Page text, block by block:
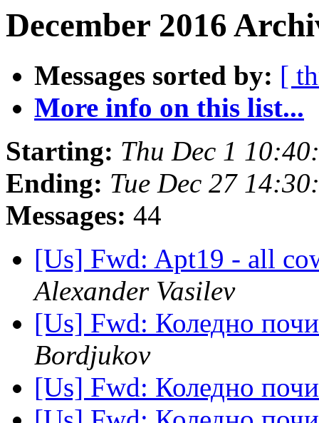
December 2016
Messages sorted by: [
More info on this list...
Starting: Thu Dec 1
Ending: Tue Dec 27
Messages: 44
[Us] Fwd: Apt19 - all
Alexander Vasilev
[Us] Fwd: Коледно
Bordjukov
[Us] Fwd: Коледно